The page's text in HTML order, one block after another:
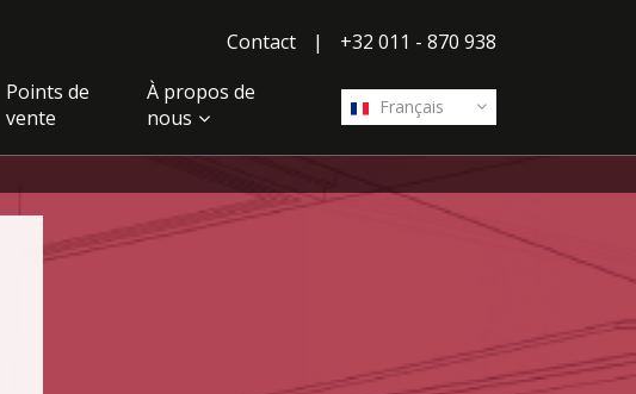
Contact
| +32 011 - 870 938
Français
Points de
vente
À propos de
nous